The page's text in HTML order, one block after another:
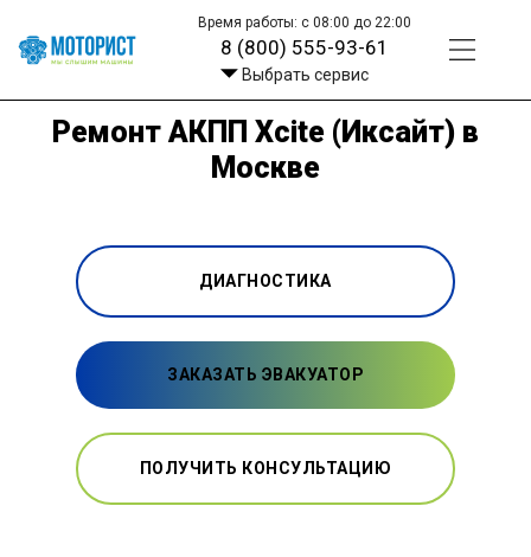
Время работы: с 08:00 до 22:00
8 (800) 555-93-61
Выбрать сервис
Ремонт АКПП Xcite (Иксайт) в
Москве
ДИАГНОСТИКА
ЗАКАЗАТЬ ЭВАКУАТОР
ПОЛУЧИТЬ КОНСУЛЬТАЦИЮ